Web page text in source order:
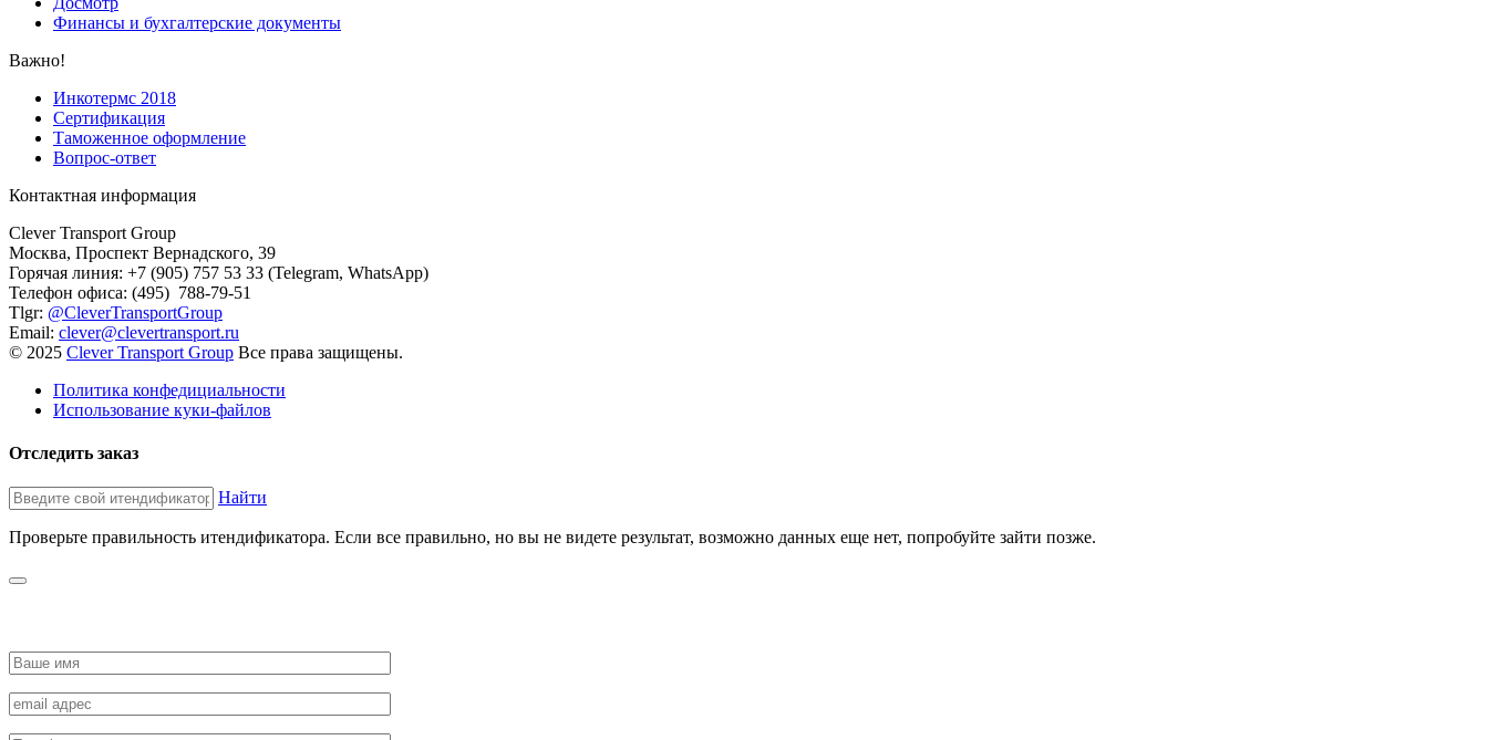
Финансы и бухгалтерские документы
Важно!
Инкотермс 2018
Сертификация
Таможенное оформление
Вопрос-ответ
Контактная информация
Clever Transport Group
Москва, Проспект Вернадского, 39
Горячая линия: +7 (905) 757 53 33 (Telegram, WhatsApp)
Телефон офиса: (495) 788-79-51
Tlgr: @CleverTransportGroup
Email: clever@clevertransport.ru
© 2025 Clever Transport Group Все права защищены.
Политика конфедициальности
Использование куки-файлов
Отследить заказ
Найти
Проверьте правильность итендификатора. Если все правильно, но вы не видете результат, возможно данных еще нет, попробуйте зайти позже.